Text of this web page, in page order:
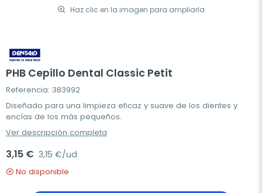
Haz clic en la imagen para ampliarla
PHB Cepillo Dental Classic Petit
Referencia: 383992
Diseñado para una limpieza eficaz y suave de los dientes y
encías de los más pequeños.
Ver descripción completa
3,15 € 3,15 €/ud
No disponible